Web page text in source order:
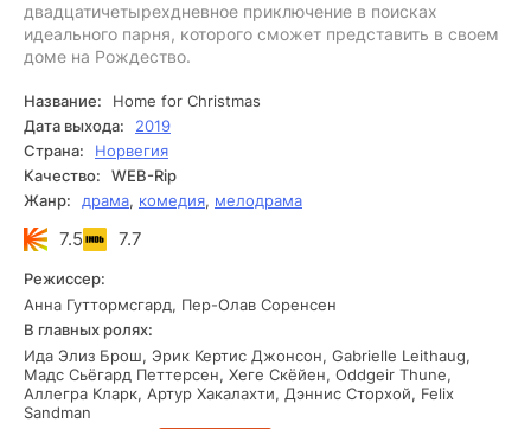
двадцатичетырехдневное приключение в поисках
идеального парня, которого сможет представить в своем
доме на Рождество.
Название:
Home for Christmas
Дата выхода:
2019
Страна:
Норвегия
Качество:
WEB-Rip
Жанр:
драма, комедия, мелодрама
7.5 7.7
Режиссер:
Анна Гуттормсгард, Пер-Олав Соренсен
В главных ролях:
Ида Элиз Брош, Эрик Кертис Джонсон, Gabrielle Leithaug,
Мадс Сьёгард Петтерсен, Хеге Скёйен, Oddgeir Thune,
Аллегра Кларк, Артур Хакалахти, Дэннис Сторхой, Felix
Sandman